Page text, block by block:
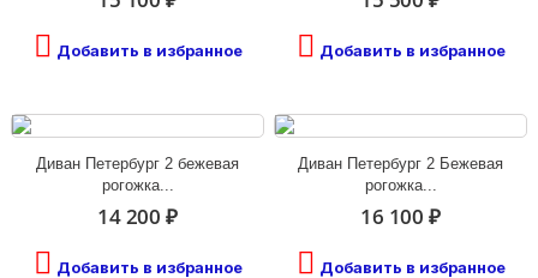
Добавить в избранное Добавить в избранное
Диван Петербург 2 бежевая
рогожка...
14 200 ₽
Добавить в избранное
Диван Петербург 2 Бежевая
рогожка...
16 100 ₽
Добавить в избранное